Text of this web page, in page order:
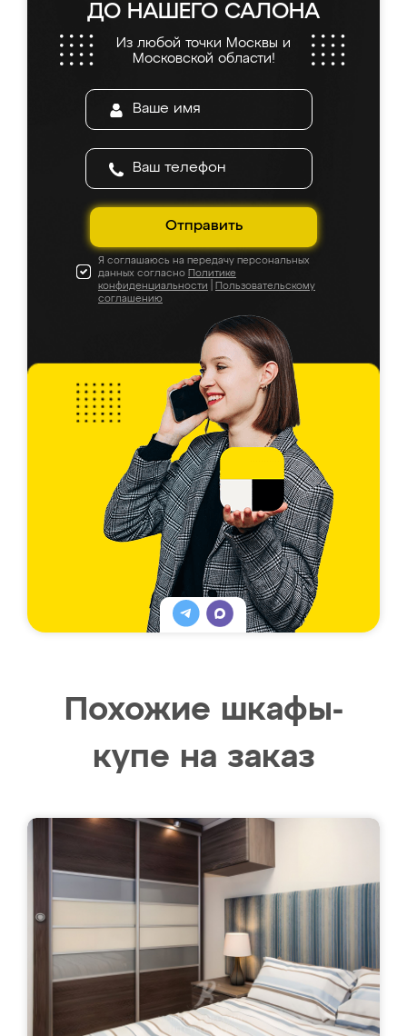
ДО НАШЕГО САЛОНА
Из любой точки Москвы и
Московской области!
Отправить
Я соглашаюсь на передачу персональных
данных согласно Политике
конфиденциальности
Пользовательскому
соглашению
Похожие шкафы-
купе на заказ